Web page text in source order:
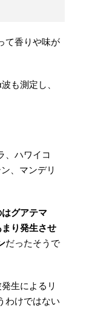
て香りや味が
も測定し、
、ハワイコ
、マンデリ
グアテマ
り発生させ
だったそうで
生によるリ
わけではない